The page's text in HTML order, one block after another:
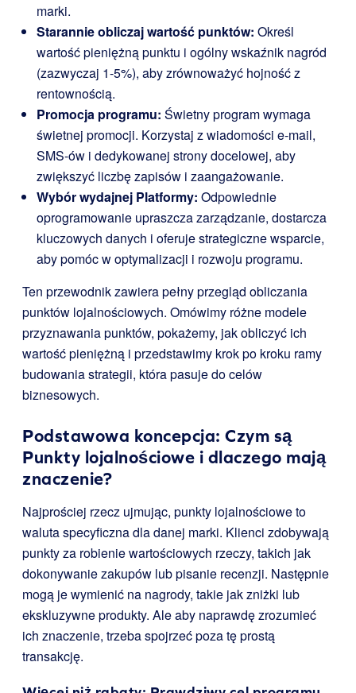
marki.
Starannie obliczaj wartość punktów: Określ
wartość pieniężną punktu i ogólny wskaźnik nagród
(zazwyczaj 1-5%), aby zrównoważyć hojność z
rentownością.
Promocja programu: Świetny program wymaga
świetnej promocji. Korzystaj z wiadomości e-mail,
SMS-ów i dedykowanej strony docelowej, aby
zwiększyć liczbę zapisów i zaangażowanie.
Wybór wydajnej Platformy: Odpowiednie
oprogramowanie upraszcza zarządzanie, dostarcza
kluczowych danych i oferuje strategiczne wsparcie,
aby pomóc w optymalizacji i rozwoju programu.
Ten przewodnik zawiera pełny przegląd obliczania
punktów lojalnościowych. Omówimy różne modele
przyznawania punktów, pokażemy, jak obliczyć ich
wartość pieniężną i przedstawimy krok po kroku ramy
budowania strategii, która pasuje do celów
biznesowych.
Podstawowa koncepcja: Czym są
Punkty lojalnościowe i dlaczego mają
znaczenie?
Najprościej rzecz ujmując, punkty lojalnościowe to
waluta specyficzna dla danej marki. Klienci zdobywają
punkty za robienie wartościowych rzeczy, takich jak
dokonywanie zakupów lub pisanie recenzji. Następnie
mogą je wymienić na nagrody, takie jak zniżki lub
ekskluzywne produkty. Ale aby naprawdę zrozumieć
ich znaczenie, trzeba spojrzeć poza tę prostą
transakcję.